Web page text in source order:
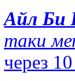
Айл Би
таки
через